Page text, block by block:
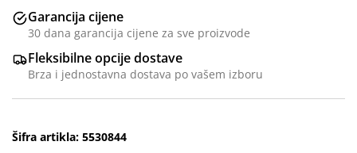
Garancija cijene
30 dana garancija cijene za sve proizvode
Fleksibilne opcije dostave
Brza i jednostavna dostava po vašem izboru
Šifra artikla: 5530844